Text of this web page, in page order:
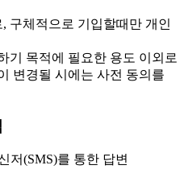
구체적으로 기입할때만 개인
기 목적에 필요한 용도 이외로
변경될 시에는 사전 동의를
저(SMS)를 통한 답변